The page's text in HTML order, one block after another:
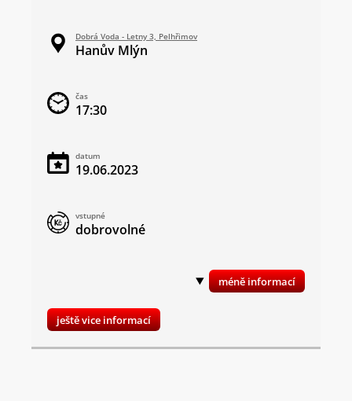
Dobrá Voda - Letny 3, Pelhřimov
Hanův Mlýn
čas
17:30
datum
19.06.2023
vstupné
dobrovolné
ještě vice informací